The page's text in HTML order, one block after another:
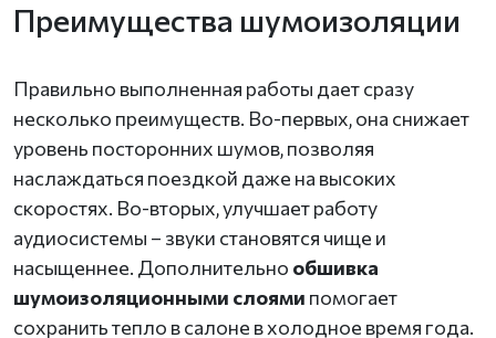
Преимущества шумоизоляции
Правильно выполненная работы дает сразу
несколько преимуществ. Во-первых, она снижает
уровень посторонних шумов, позволяя
наслаждаться поездкой даже на высоких
скоростях. Во-вторых, улучшает работу
аудиосистемы – звуки становятся чище и
насыщеннее. Дополнительно обшивка
шумоизоляционными слоями помогает
сохранить тепло в салоне в холодное время года.